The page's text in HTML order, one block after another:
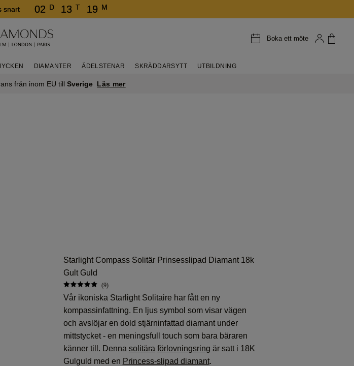
snart 02 D 13 T 19 M
Boka ett möte
DIAMANTER ÄDELSTENAR SKRÄDDARSYTT UTBILDNING
från inom EU tillSverige Läs mer
Starlight Compass Solitär Prinsesslipad Diamant 18k
Gult Guld
(9)
Vår ikoniska Starlight Solitaire har fått en ny
kompassinfattning. En ljus symbol som visar vägen
och avslöjar en dold stjärninfattad diamant under
mittstycket - en meningsfull touch som bara bäraren
känner till. Denna solitära förlovningsring är satt i 18K
Gulguld med en Princess-slipad diamant.